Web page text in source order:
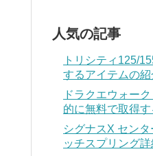
人気の記事
トリシティ125/
するアイテムの紹
ドラクエウォー
的に無料で取得
シグナスX セン
ッチスプリング